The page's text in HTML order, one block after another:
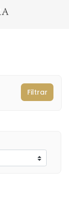
Filtrar